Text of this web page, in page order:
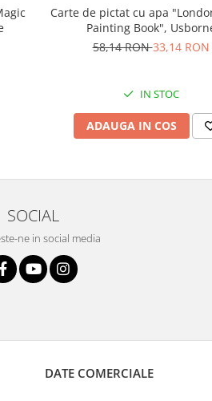
Carte de pictat cu apa
Painting Book",
58,14 RON33,14 RON
IN STOC
ADAUGA IN COS
SOCIAL
ne in social media
DATE COMERCIALE